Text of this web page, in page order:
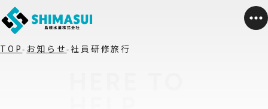
TOP お知らせ 社員研修旅行